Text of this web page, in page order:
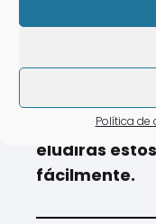
Política de
puede
Con un
evitarás
Con un
eludirás
fácilmente.